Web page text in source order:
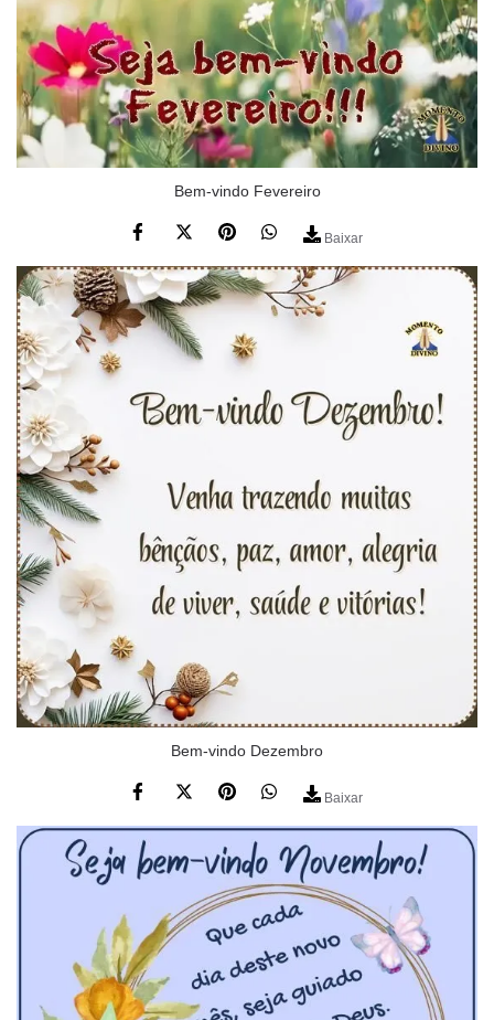
Bem-vindo Fevereiro
Baixar
Bem-vindo Dezembro
Baixar